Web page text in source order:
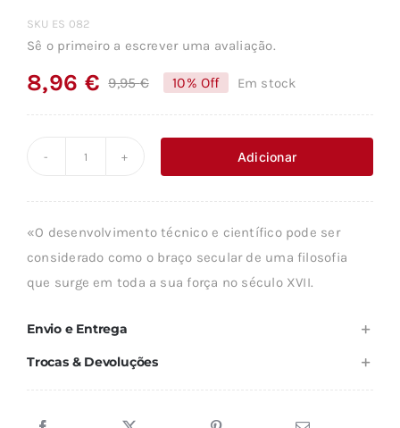
SKU ES 082
Sê o primeiro a escrever uma avaliação.
9,95€O
era:
8,96 €
O
é:
10% Off Em stock
Adicionar
«O desenvolvimento técnico e científico pode ser
considerado como o braço secular de uma filosofia
que surge em toda a sua força no século XVII.
Envio e Entrega
Trocas & Devoluções